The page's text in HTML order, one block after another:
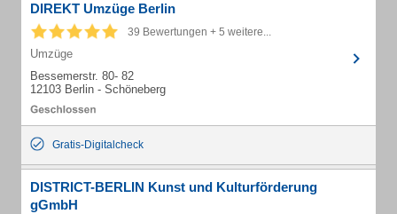
DIREKT Umzüge Berlin
39 Bewertungen + 5 weitere...
Umzüge
Bessemerstr. 80- 82
12103 Berlin - Schöneberg
Gratis-Digitalcheck
DISTRICT-BERLIN Kunst und Kulturförderung
gGmbH